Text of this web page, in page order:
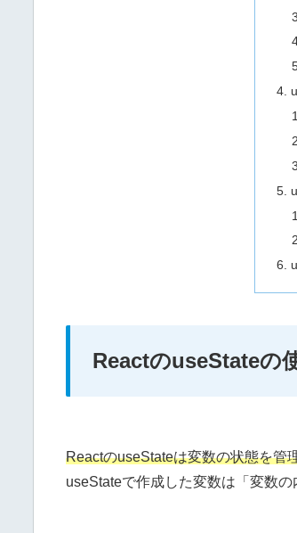
ReactのuseStateの
ReactのuseStateは変数の状態を管
useStateで作成した変数は「変数